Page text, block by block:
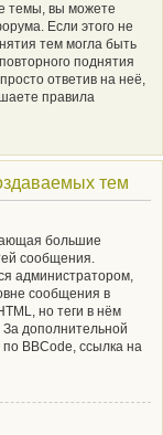
темы, вы можете
Если этого не
тем могла быть
поднятия
ответив на неё,
правила
тем
большие
сообщения.
администратором,
сообщения в
но теги в нём
За дополнительной
BBCode, ссылка на